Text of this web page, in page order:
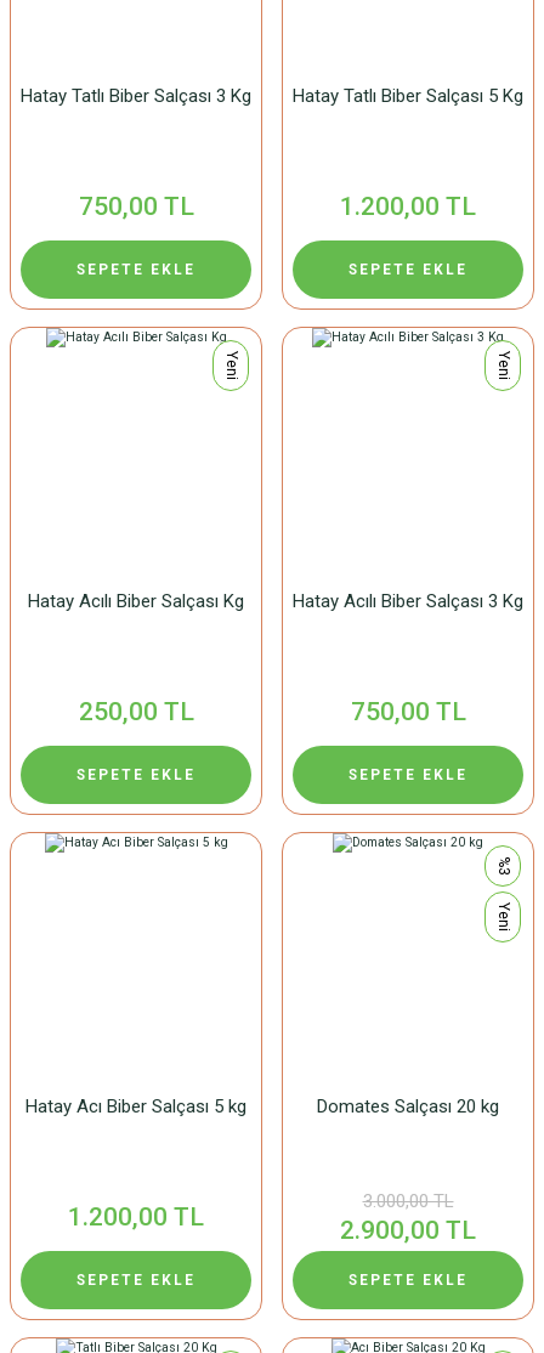
Hatay Tatlı Biber Salçası 3 Kg
750,00 TL
SEPETE EKLE
Hatay Tatlı Biber Salçası 5 Kg
1.200,00 TL
SEPETE EKLE
Yeni
Hatay Acılı Biber Salçası Kg
250,00 TL
SEPETE EKLE
Yeni
Hatay Acılı Biber Salçası 3 Kg
750,00 TL
SEPETE EKLE
Hatay Acı Biber Salçası 5 kg
1.200,00 TL
SEPETE EKLE
%3
Yeni
Domates Salçası 20 kg
3.000,00 TL
2.900,00 TL
SEPETE EKLE